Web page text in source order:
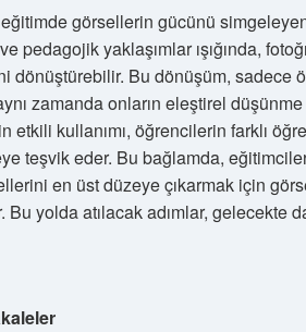
görsellerin gücünü
pedagojik yaklaşımlar ışığında,
dönüştürebilir. Bu dönüşüm, sadece
zamanda onların eleştirel
etkili kullanımı, öğrencilerin farklı
teşvik eder. Bu bağlamda,
en üst düzeye çıkarmak için
Bu yolda atılacak adımlar, gelecekte